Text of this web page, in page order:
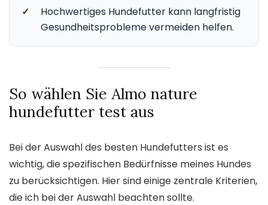
✓
Hochwertiges Hundefutter kann langfristig
Gesundheitsprobleme vermeiden helfen.
So wählen Sie Almo nature
hundefutter test aus
Bei der Auswahl des besten Hundefutters ist es
wichtig, die spezifischen Bedürfnisse meines Hundes
zu berücksichtigen. Hier sind einige zentrale Kriterien,
die ich bei der Auswahl beachten sollte.